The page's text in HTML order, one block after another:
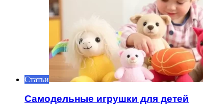
Статьи
Самодельные игрушки для детей